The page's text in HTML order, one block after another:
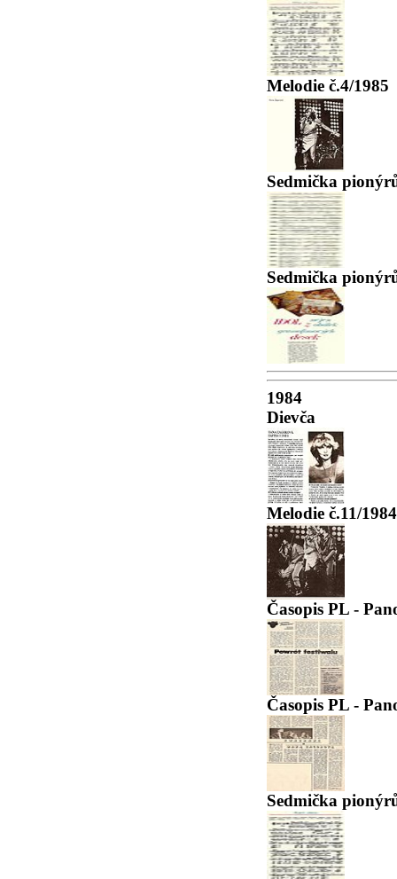
Melodie č.4/1985
Sedmička
Sedmička
1984
Dievča
Melodie č.11/1984
Časopis PL -
Časopis PL -
Sedmička